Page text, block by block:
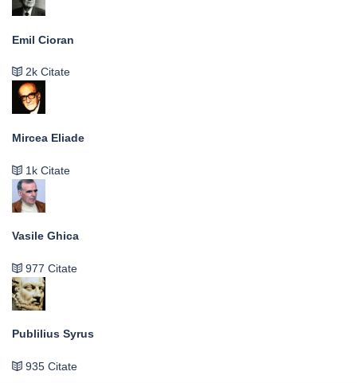
Emil Cioran
2k Citate
Mircea Eliade
1k Citate
Vasile Ghica
977 Citate
Publilius Syrus
935 Citate